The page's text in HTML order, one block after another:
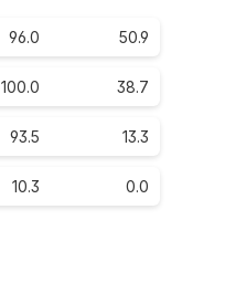
96.0 50.9
100.0 38.7
93.5 13.3
10.3 0.0